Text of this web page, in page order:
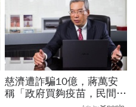
慈濟遭詐騙10億，蔣萬安
稱「政府買夠疫苗，民間就